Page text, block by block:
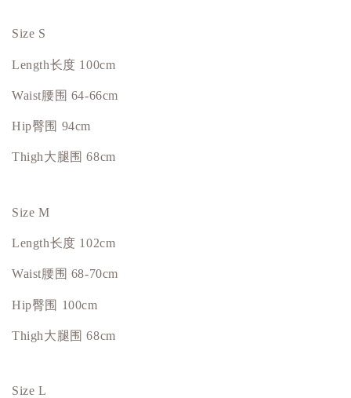
Size S
Length长度 100cm
Waist腰围 64-66cm
Hip臀围 94cm
Thigh大腿围 68cm
Size M
Length长度 102cm
Waist腰围 68-70cm
Hip臀围 100cm
Thigh大腿围 68cm
Size L